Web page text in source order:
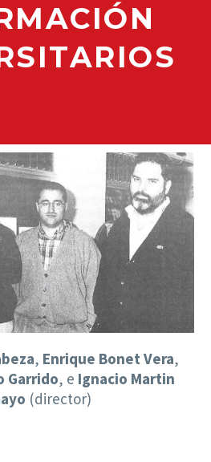
, Enrique Bonet Vera,
Garrido, e Ignacio Martin
(director)